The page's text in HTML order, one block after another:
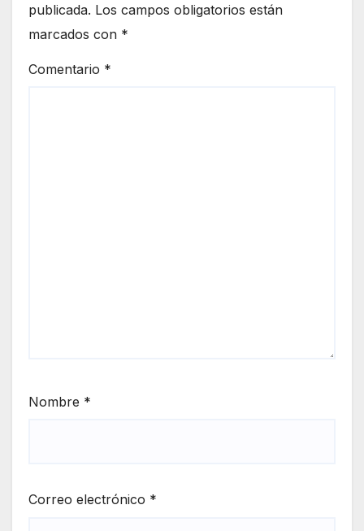
publicada. Los campos obligatorios están
marcados con *
Comentario *
Nombre *
Correo electrónico *